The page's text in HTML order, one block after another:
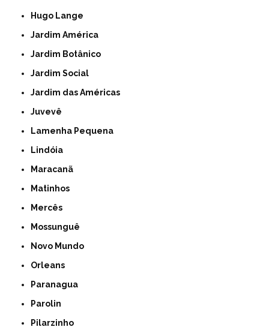
Hugo Lange
Jardim América
Jardim Botânico
Jardim Social
Jardim das Américas
Juvevê
Lamenha Pequena
Lindóia
Maracanã
Matinhos
Mercês
Mossunguê
Novo Mundo
Orleans
Paranagua
Parolin
Pilarzinho